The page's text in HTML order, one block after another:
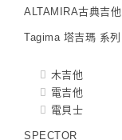
ALTAMIRA古典吉他
Tagima 塔吉瑪 系列
木吉他
電吉他
電貝士
SPECTOR